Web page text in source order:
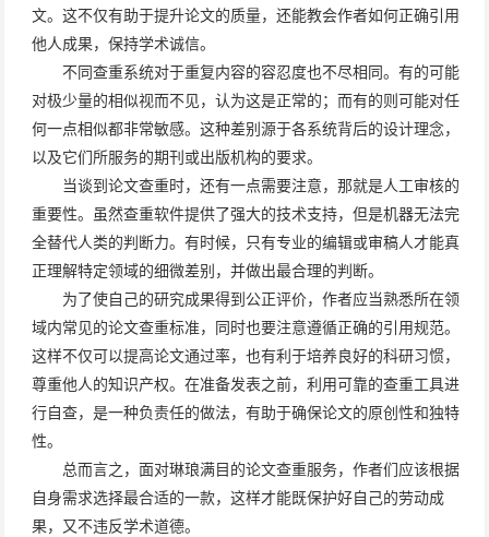
文。这不仅有助于提升论文的质量，还能教会作者如何正确引用
他人成果，保持学术诚信。
不同查重系统对于重复内容的容忍度也不尽相同。有的可能
对极少量的相似视而不见，认为这是正常的；而有的则可能对任
何一点相似都非常敏感。这种差别源于各系统背后的设计理念，
以及它们所服务的期刊或出版机构的要求。
当谈到论文查重时，还有一点需要注意，那就是人工审核的
重要性。虽然查重软件提供了强大的技术支持，但是机器无法完
全替代人类的判断力。有时候，只有专业的编辑或审稿人才能真
正理解特定领域的细微差别，并做出最合理的判断。
为了使自己的研究成果得到公正评价，作者应当熟悉所在领
域内常见的论文查重标准，同时也要注意遵循正确的引用规范。
这样不仅可以提高论文通过率，也有利于培养良好的科研习惯，
尊重他人的知识产权。在准备发表之前，利用可靠的查重工具进
行自查，是一种负责任的做法，有助于确保论文的原创性和独特
性。
总而言之，面对琳琅满目的论文查重服务，作者们应该根据
自身需求选择最合适的一款，这样才能既保护好自己的劳动成
果，又不违反学术道德。